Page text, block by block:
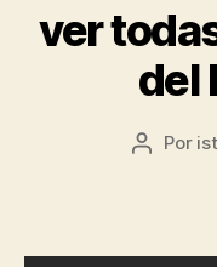
ver
del
Autor
Por